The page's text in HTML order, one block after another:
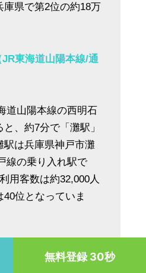
庫県で第2位の約18万
東海道山陽本線/通
道山陽本線の西明石
、約7分で「灘駅」
駅は兵庫県神戸市灘
線の乗り入れ駅で
用客数は約32,000人
位となっていま
（JR東海道山陽本線/
無料登録 30秒